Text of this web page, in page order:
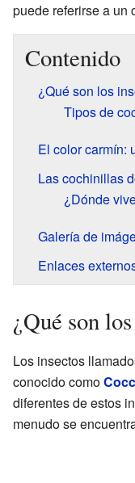
puede referirse a un
Contenido
¿Qué son los
Tipos de
El color carmín:
Las cochinillas
¿Dónde
Galería de
Enlaces
¿Qué son
Los insectos
conocido como
diferentes de estos
menudo se